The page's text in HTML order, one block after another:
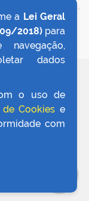
a Lei Geral
2018)para
dados
o uso de
Cookies e
com